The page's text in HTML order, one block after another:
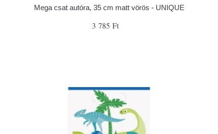
Mega csat autóra, 35 cm matt vörös - UNIQUE
3 785 Ft